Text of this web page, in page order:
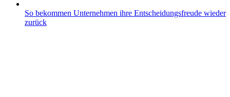
So bekommen Unternehmen ihre Entscheidungsfreude wieder
zurück